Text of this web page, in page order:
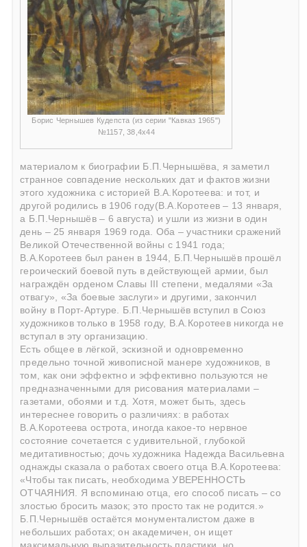
Борис Чернышев Кудепста (из серии "Кавказ 1965")
№1157, 38,4х44
материалом к биографии Б.П.Чернышёва, я заметил
странное совпадение нескольких дат и фактов жизни
этого художника с историей В.А.Коротеева: и тот, и
другой родились в 1906 году(В.А.Коротеев – 13 января,
а Б.П.Чернышёв – 6 августа) и ушли из жизни в один
день – 25 января 1969 года. Оба – участники сражений
Великой Отечественной войны с 1941 года;
В.А.Коротеев был ранен в 1944, Б.П.Чернышёв прошёл
героический боевой путь в действующей армии, был
награждён орденом Славы III степени, медалями «За
отвагу», «За боевые заслуги» и другими, закончил
войну в Порт-Артуре. Б.П.Чернышёв вступил в Союз
художников только в 1958 году, В.А.Коротеев никогда не
вступал в эту организацию.
Есть общее в лёгкой, эскизной и одновременно
предельно точной живописной манере художников, в
том, как они эффектно и эффективно пользуются не
предназначенными для рисования материалами –
газетами, обоями и т.д. Хотя, может быть, здесь
интереснее говорить о различиях: в работах
В.А.Коротеева острота, иногда какое-то нервное
состояние сочетается с удивительной, глубокой
медитативностью; дочь художника Надежда Васильевна
однажды сказала о работах своего отца В.А.Коротеева:
«Чтобы так писать, необходима УВЕРЕННОСТЬ
ОТЧАЯНИЯ. Я вспоминаю отца, его способ писать – со
злостью бросить мазок; это просто так не родится.»
Б.П.Чернышёв остаётся монументалистом даже в
небольших работах; он академичен, он ищет